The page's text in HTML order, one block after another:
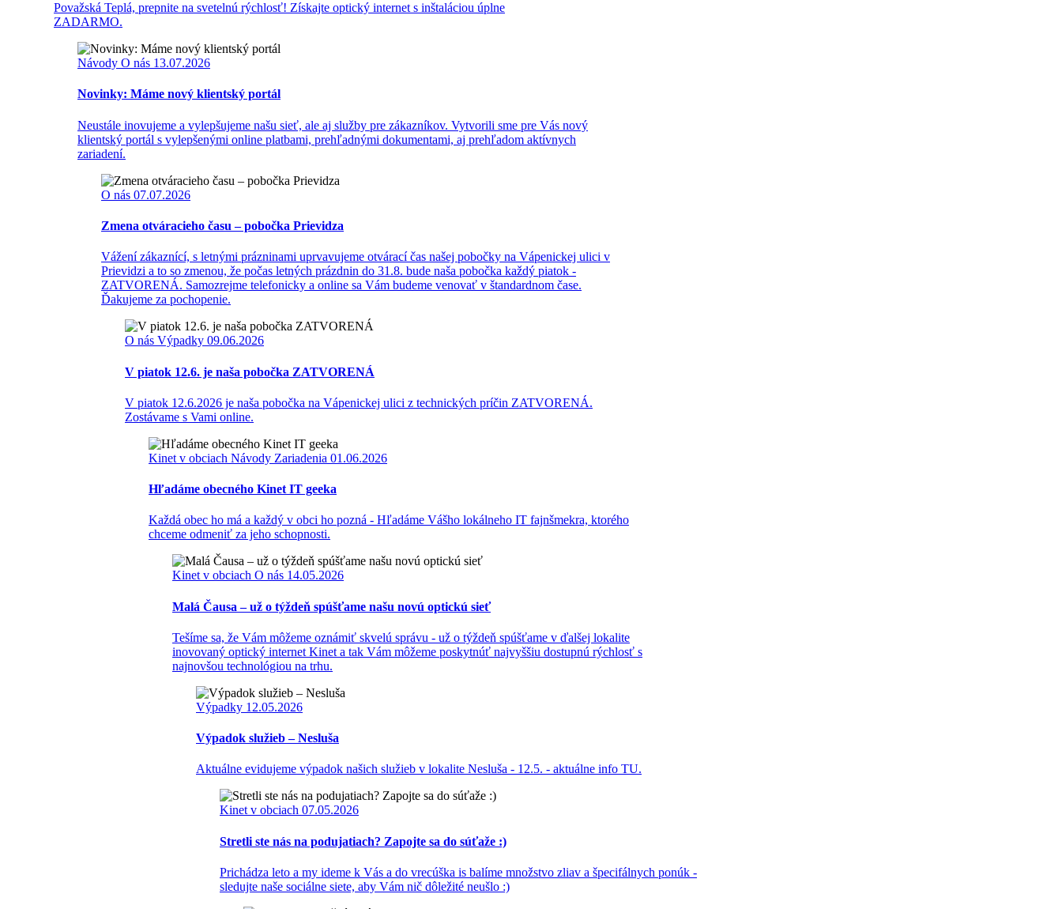
Považská Teplá, prepnite na svetelnú rýchlosť! Získajte optický internet s inštaláciou úplne
ZADARMO.
Návody O nás 13.07.2026
Novinky: Máme nový klientský portál
Neustále inovujeme a vylepšujeme našu sieť, ale aj služby pre zákazníkov. Vytvorili sme pre Vás nový
klientský portál s vylepšenými online platbami, prehľadnými dokumentami, aj prehľadom aktívnych
zariadení.
O nás 07.07.2026
Zmena otváracieho času – pobočka Prievidza
Vážení zákaznící, s letnými prázninami uprvavujeme otvárací čas našej pobočky na Vápenickej ulici v
Prievidzi a to so zmenou, že počas letných prázdnin do 31.8. bude naša pobočka každý piatok -
ZATVORENÁ. Samozrejme telefonicky a online sa Vám budeme venovať v štandardnom čase.
Ďakujeme za pochopenie.
O nás Výpadky 09.06.2026
V piatok 12.6. je naša pobočka ZATVORENÁ
V piatok 12.6.2026 je naša pobočka na Vápenickej ulici z technických príčin ZATVORENÁ.
Zostávame s Vami online.
Kinet v obciach Návody Zariadenia 01.06.2026
Hľadáme obecného Kinet IT geeka
Každá obec ho má a každý v obci ho pozná - Hľadáme Vášho lokálneho IT fajnšmekra, ktorého
chceme odmeniť za jeho schopnosti.
Kinet v obciach O nás 14.05.2026
Malá Čausa – už o týždeň spúšťame našu novú optickú sieť
Tešíme sa, že Vám môžeme oznámiť skvelú správu - už o týždeň spúšťame v ďalšej lokalite
inovovaný optický internet Kinet a tak Vám môžeme poskytnúť najvyššiu dostupnú rýchlosť s
najnovšou technológiou na trhu.
Výpadky 12.05.2026
Výpadok služieb – Nesluša
Aktuálne evidujeme výpadok našich služieb v lokalite Nesluša - 12.5. - aktuálne info TU.
Kinet v obciach 07.05.2026
Stretli ste nás na podujatiach? Zapojte sa do súťaže :)
Prichádza leto a my ideme k Vás a do vrecúška is balíme množstvo zliav a špecifálnych ponúk -
sledujte naše sociálne siete, aby Vám nič dôležité neušlo :)